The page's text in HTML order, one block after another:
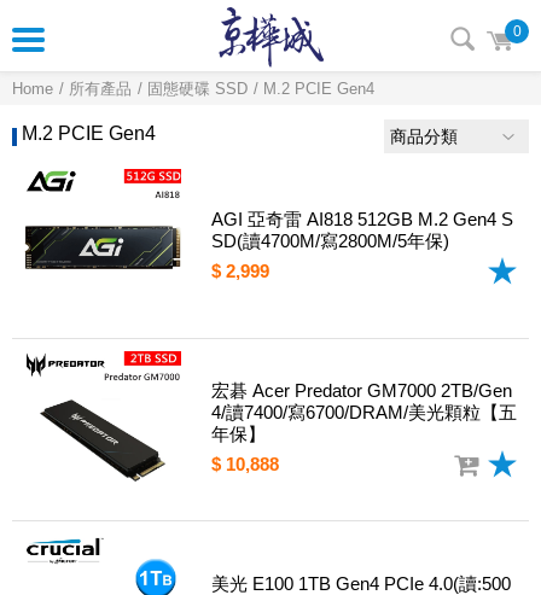
0
Home 所有產品 固態硬碟 SSD M.2 PCIE Gen4
M.2 PCIE Gen4 商品分類
AGI 亞奇雷 AI818 512GB M.2 Gen4 S
SD(讀4700M/寫2800M/5年保)
$ 2,999
宏碁 Acer Predator GM7000 2TB/Gen
4/讀7400/寫6700/DRAM/美光顆粒【五
年保】
$ 10,888
美光 E100 1TB Gen4 PCIe 4.0(讀:500